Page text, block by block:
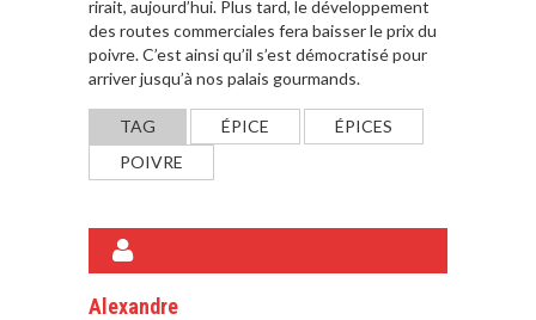
rirait, aujourd’hui. Plus tard, le développement
des routes commerciales fera baisser le prix du
poivre. C’est ainsi qu’il s’est démocratisé pour
arriver jusqu’à nos palais gourmands.
TAG ÉPICE
ÉPICES
POIVRE
A PROPOS DE L'AUTEUR
Alexandre